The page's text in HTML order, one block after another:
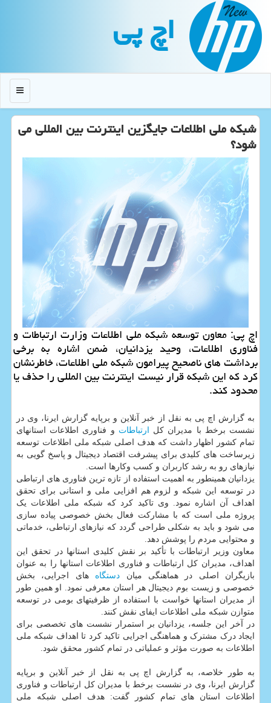
اچ پی
منو
شبکه ملی اطلاعات جایگزین اینترنت بین المللی می
شود؟
اچ پی: معاون توسعه شبکه ملی اطلاعات وزارت ارتباطات و
فناوری اطلاعات، وحید یزدانیان، ضمن اشاره به برخی
برداشت های ناصحیح پیرامون شبکه ملی اطلاعات، خاطرنشان
کرد که این شبکه قرار نیست اینترنت بین المللی را حذف یا
محدود کند.
به گزارش اچ پی به نقل از خبر آنلاین و برپایه گزارش ایرنا، وی در
نشست برخط با مدیران کل ارتباطات و فناوری اطلاعات استانهای
تمام کشور اظهار داشت که هدف اصلی شبکه ملی اطلاعات توسعه
زیرساخت های کلیدی برای پیشرفت اقتصاد دیجیتال و پاسخ گویی به
نیازهای رو به رشد کاربران و کسب وکارها است.
یزدانیان همینطور به اهمیت استفاده از تازه ترین فناوری های ارتباطی
در توسعه این شبکه و لزوم هم افزایی ملی و استانی برای تحقق
اهداف آن اشاره نمود. وی تاکید کرد که شبکه ملی اطلاعات یک
پروژه ملی است که با مشارکت فعال بخش خصوصی پیاده سازی
می شود و باید به شکلی طراحی گردد که نیازهای ارتباطی، خدماتی
و محتوایی مردم را پوشش دهد.
معاون وزیر ارتباطات با تأکید بر نقش کلیدی استانها در تحقق این
اهداف، مدیران کل ارتباطات و فناوری اطلاعات استانها را به عنوان
بازیگران اصلی در هماهنگی میان دستگاه های اجرایی، بخش
خصوصی و زیست بوم دیجیتال هر استان معرفی نمود. او همین طور
از مدیران استانها خواست با استفاده از ظرفیتهای بومی در توسعه
متوازن شبکه ملی اطلاعات ایفای نقش کنند.
در آخر این جلسه، یزدانیان بر استمرار نشست های تخصصی برای
ایجاد درک مشترک و هماهنگی اجرایی تاکید کرد تا اهداف شبکه ملی
اطلاعات به صورت مؤثر و عملیاتی در تمام کشور محقق شود.
به طور خلاصه، به گزارش اچ پی به نقل از خبر آنلاین و برپایه
گزارش ایرنا، وی در نشست برخط با مدیران کل ارتباطات و فناوری
اطلاعات استان های تمام کشور گفت: هدف اصلی شبکه ملی